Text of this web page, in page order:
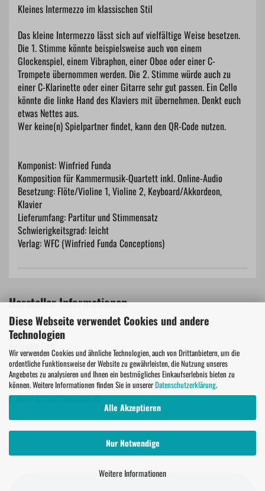
Diese Webseite verwendet Cookies und andere
Technologien
Wir verwenden Cookies und ähnliche Technologien, auch von Drittanbietern, um die
ordentliche Funktionsweise der Website zu gewährleisten, die Nutzung unseres
Angebotes zu analysieren und Ihnen ein bestmögliches Einkaufserlebnis bieten zu
können. Weitere Informationen finden Sie in unsererDatenschutzerklärung.
Alle Akzeptieren
Nur Notwendige
Weitere Informationen
Kleines Intermezzo im klassischen Stil
Das kleine Intermezzo lässt sich auf vielfältige Weise besetzen.
Die 1. Stimme könnte beispielsweise auch von einem
Glockenspiel, einem Vibraphon, einer Oboe oder einer C-
Trompete übernommen werden. Die 2. Stimme würde auch zu
einer C-Klarinette oder einer Gitarre sehr gut passen. Ein Cello
könnte die linke Hand des Klaviers mit übernehmen. Denkt euch
etwas Nettes aus.
Wer keine(n) Spielpartner findet, kann den QR-Code nutzen.
Komponist: Winfried Funda
Komposition für Kammermusik-Quartett inkl. Online-Audio
Besetzung: Flöte/Violine 1, Violine 2, Keyboard/Akkordeon,
Klavier
Lieferumfang: Partitur und Stimmensatz
Schwierigkeitsgrad: leicht
Verlag: WFC (Winfried Funda Conceptions)
Hersteller Informationen
Winfried Funda
Amusiko GbR
Bachackerweg 39
45772 Marl
Deutschland
E-Mail:info@amusiko.de